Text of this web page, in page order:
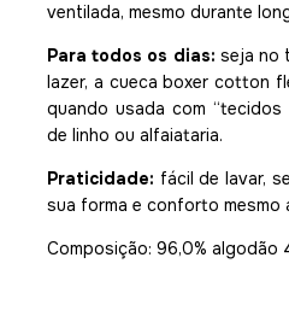
ventilada, mesmo durante
Para todos os dias: seja no
lazer, a cueca boxer cotton
quando usada com “tecidos
de linho ou alfaiataria.
Praticidade: fácil de lavar,
sua forma e conforto mesmo
Composição: 96,0% algodão